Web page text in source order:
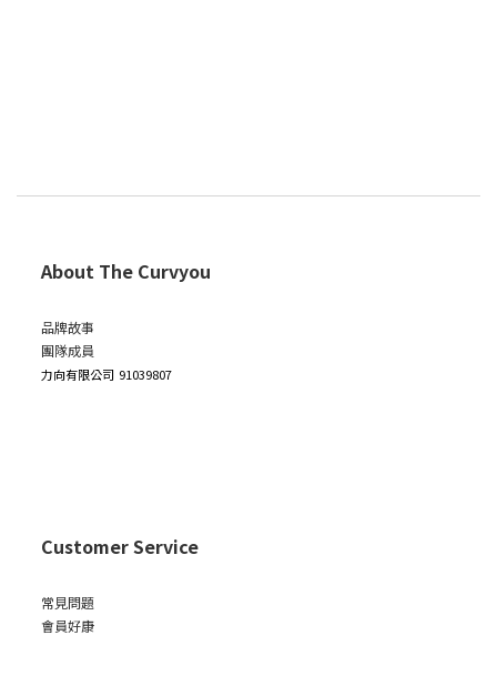
About The Curvyou
品牌故事
團隊成員
力向有限公司 91039807
Customer Service
常見問題
會員好康